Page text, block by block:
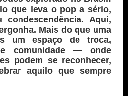
que leva o pop a sério,
Aqui,
Mais do que uma
um espaço de troca,
e comunidade — onde
podem se reconhecer,
aquilo que sempre